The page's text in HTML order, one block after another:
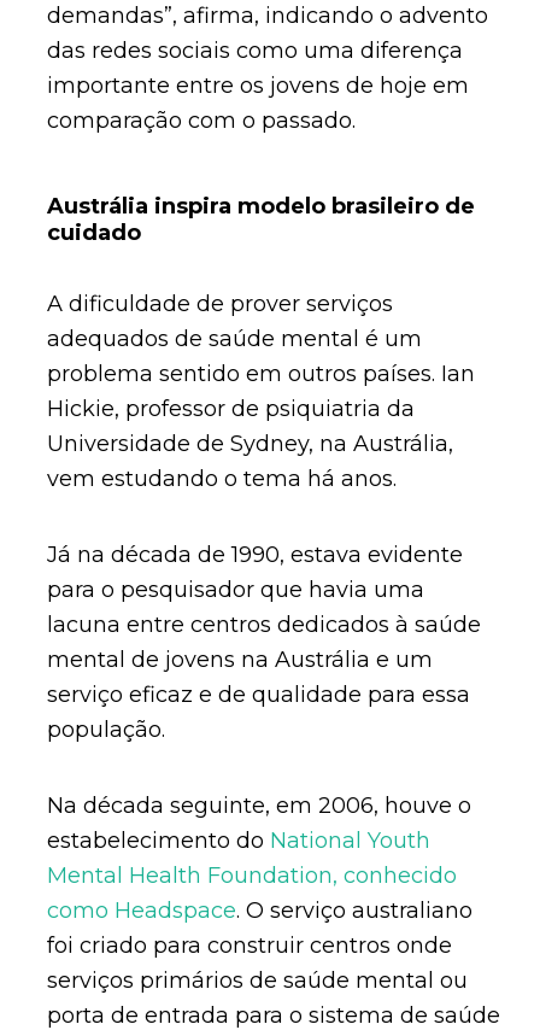
demandas”, afirma, indicando o advento
das redes sociais como uma diferença
importante entre os jovens de hoje em
comparação com o passado.
Austrália inspira modelo brasileiro de
cuidado
A dificuldade de prover serviços
adequados de saúde mental é um
problema sentido em outros países. Ian
Hickie, professor de psiquiatria da
Universidade de Sydney, na Austrália,
vem estudando o tema há anos.
Já na década de 1990, estava evidente
para o pesquisador que havia uma
lacuna entre centros dedicados à saúde
mental de jovens na Austrália e um
serviço eficaz e de qualidade para essa
população.
Na década seguinte, em 2006, houve o
estabelecimento do National Youth
Mental Health Foundation, conhecido
como Headspace. O serviço australiano
foi criado para construir centros onde
serviços primários de saúde mental ou
porta de entrada para o sistema de saúde